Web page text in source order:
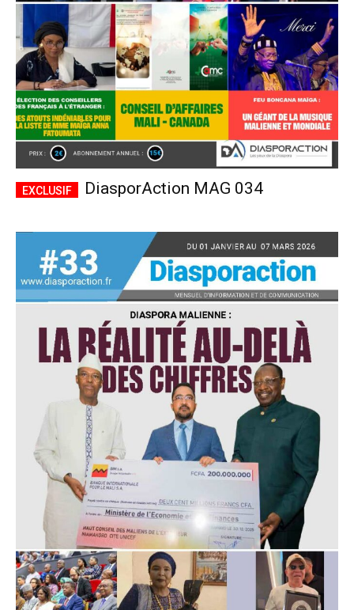
DiasporAction MAG 034